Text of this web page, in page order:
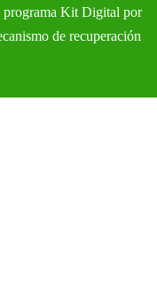
programa Kit Digital por
de recuperación